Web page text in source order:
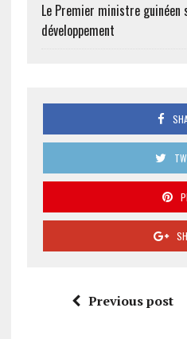
Le Premier ministre guinéen
développement
Previous post